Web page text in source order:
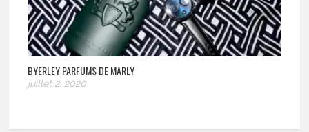
BYERLEY PARFUMS DE MARLY
juillet 2, 2020